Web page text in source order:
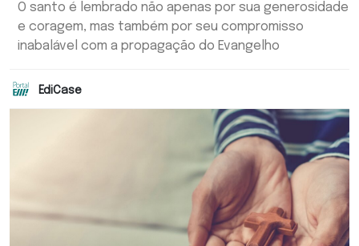
O santo é lembrado não apenas por sua generosidade
e coragem, mas também por seu compromisso
inabalável com a propagação do Evangelho
EdiCase